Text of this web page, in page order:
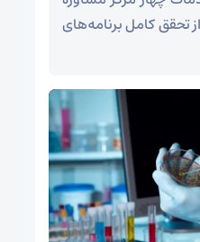
تحقق کامل برنامه‌های